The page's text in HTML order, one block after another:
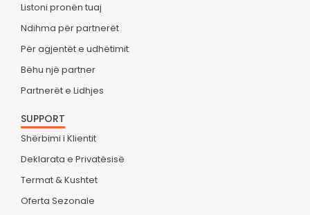
Listoni pronën tuaj
Ndihma për partnerët
Për agjentët e udhëtimit
Bëhu një partner
Partnerët e Lidhjes
SUPPORT
Shërbimi i Klientit
Deklarata e Privatësisë
Termat & Kushtet
Oferta Sezonale